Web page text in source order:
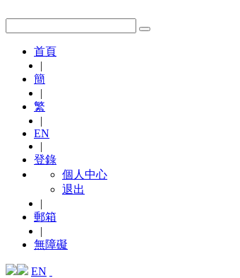
首頁
|
簡
|
繁
|
EN
|
登錄
個人中心
退出
|
郵箱
|
無障礙
EN